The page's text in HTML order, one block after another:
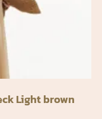
Light brown